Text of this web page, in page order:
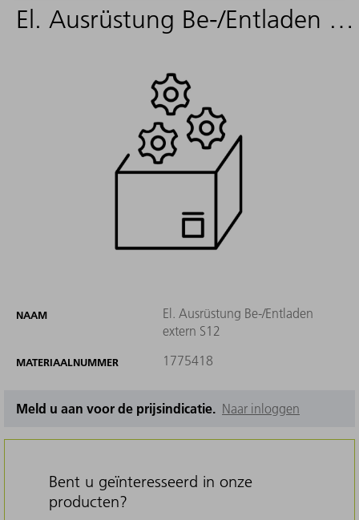
El. Ausrüstung Be-/Entladen extern S12
NAAM
El. Ausrüstung Be-/Entladen
extern S12
MATERIAALNUMMER 1775418
Meld u aan voor de prijsindicatie. Naar inloggen
Bent u geïnteresseerd in onze
producten?